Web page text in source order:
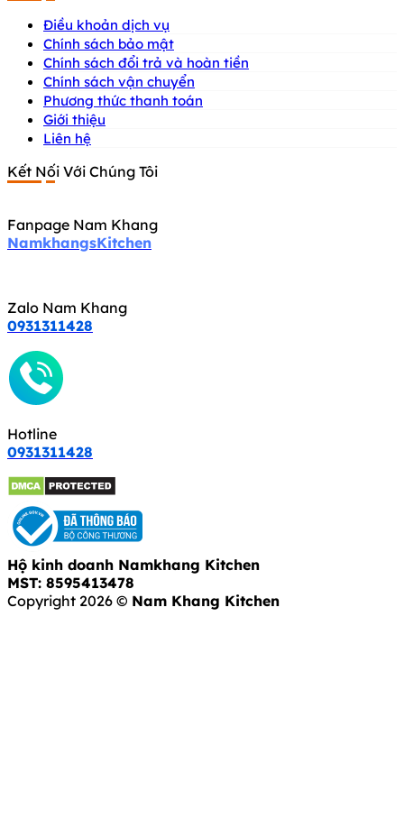
Điều khoản dịch vụ
Chính sách bảo mật
Chính sách đổi trả và hoàn tiền
Chính sách vận chuyển
Phương thức thanh toán
Giới thiệu
Liên hệ
Kết Nối Với Chúng Tôi
Fanpage Nam Khang
NamkhangsKitchen
Zalo Nam Khang
0931311428
Hotline
0931311428
Hộ kinh doanh Namkhang Kitchen
MST: 8595413478
Copyright 2026 © Nam Khang Kitchen